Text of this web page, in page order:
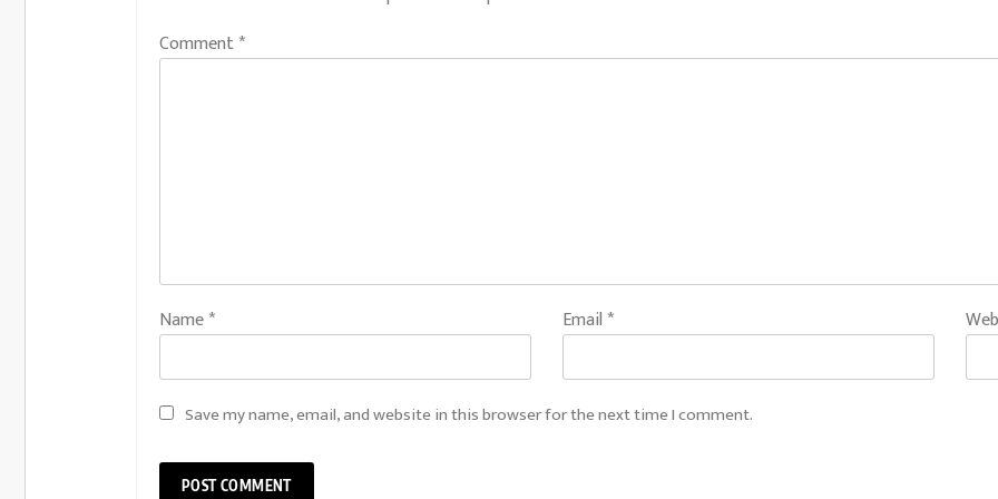
Comment*
Name* Email *
Save my name, email, and website in this browser for the next time I comment.